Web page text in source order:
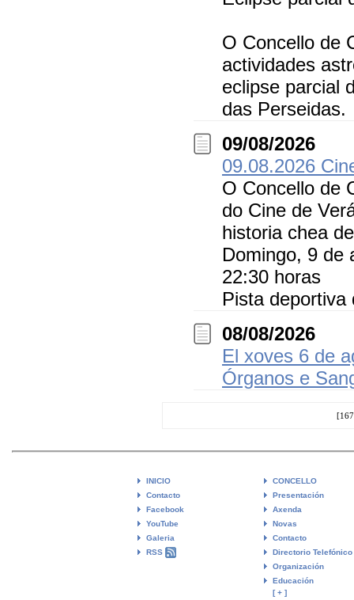
O Concello de
actividades
eclipse parcial
das Perseidas.
09/08/2026
09.08.2026
O Concello de
do Cine de
historia chea
Domingo, 9 de
22:30 horas
Pista deportiva
08/08/2026
El xoves 6 de
Órganos e
INICIO
Contacto
Facebook
YouTube
Galeria
RSS
CONCELLO
Presentación
Axenda
Novas
Contacto
Directorio Telefónico
Organización
Educación
[ + ]